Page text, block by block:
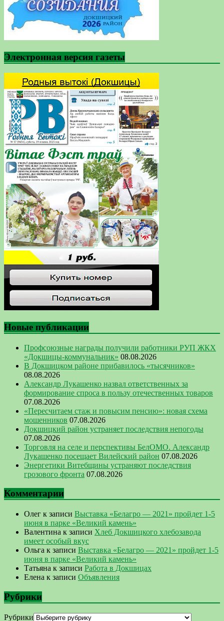
Электронная версия газеты
Новые публикации
Профсоюзные награды получили работники РУП ЖКХ
«Докшицы-коммунальник» 08.08.2026
В Докшицком районе прибавилось «тысячников»
08.08.2026
Александр Лукашенко назвал ответственных за
формирование спроса в пользу отечественных товаров
07.08.2026
«Пересчитаем стаж и повысим пенсию»: новая схема
мошенников 07.08.2026
Докшицкий район устраняет последствия непогоды
07.08.2026
Торговля на селе и перспективы БелОМО. Александр
Лукашенко посещает Вилейский район 07.08.2026
Энергетики Витебщины устраняют последствия
грозового фронта 07.08.2026
Комментарии
Олег к записи Выставка «Белагро — 2021» пройдет 1-5
июня в парке «Великий камень»
Валентина к записи Хлеб Докшицкого хлебозавода
имеет особый вкус
Ольга к записи Выставка «Белагро — 2021» пройдет 1-5
июня в парке «Великий камень»
Татьяна к записи Работа в Докшицах
Елена к записи Объявления
Рубрики
Рубрики